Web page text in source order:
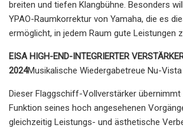
breiten und tiefen Klangbühne. Besonders
YPAO-Raumkorrektur von Yamaha, die es
ermöglicht, in jedem Raum gute Leistungen
EISA HIGH-END-INTEGRIERTER
2024Musikalische Wiedergabetreue Nu-
Dieser Flaggschiff-Vollverstärker
Funktion seines hoch angesehenen
gleichzeitig Leistungs- und ästhetische